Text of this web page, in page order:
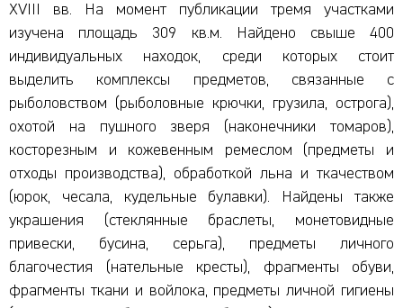
XVIII вв. На момент публикации тремя участками
изучена площадь 309 кв.м. Найдено свыше 400
индивидуальных находок, среди которых стоит
выделить комплексы предметов, связанные с
рыболовством (рыболовные крючки, грузила, острога),
охотой на пушного зверя (наконечники томаров),
косторезным и кожевенным ремеслом (предметы и
отходы производства), обработкой льна и ткачеством
(юрок, чесала, кудельные булавки). Найдены также
украшения (стеклянные браслеты, монетовидные
привески, бусина, серьга), предметы личного
благочестия (нательные кресты), фрагменты обуви,
фрагменты ткани и войлока, предметы личной гигиены